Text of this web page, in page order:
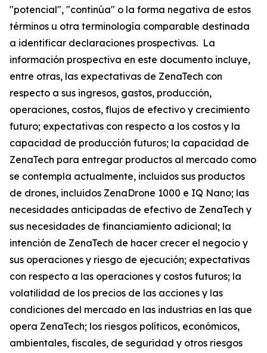
"potencial", "continúa" o la forma negativa de estos
términos u otra terminología comparable destinada
a identificar declaraciones prospectivas. La
información prospectiva en este documento incluye,
entre otras, las expectativas de ZenaTech con
respecto a sus ingresos, gastos, producción,
operaciones, costos, flujos de efectivo y crecimiento
futuro; expectativas con respecto a los costos y la
capacidad de producción futuros; la capacidad de
ZenaTech para entregar productos al mercado como
se contempla actualmente, incluidos sus productos
de drones, incluidos ZenaDrone 1000 e IQ Nano; las
necesidades anticipadas de efectivo de ZenaTech y
sus necesidades de financiamiento adicional; la
intención de ZenaTech de hacer crecer el negocio y
sus operaciones y riesgo de ejecución; expectativas
con respecto a las operaciones y costos futuros; la
volatilidad de los precios de las acciones y las
condiciones del mercado en las industrias en las que
opera ZenaTech; los riesgos políticos, económicos,
ambientales, fiscales, de seguridad y otros riesgos